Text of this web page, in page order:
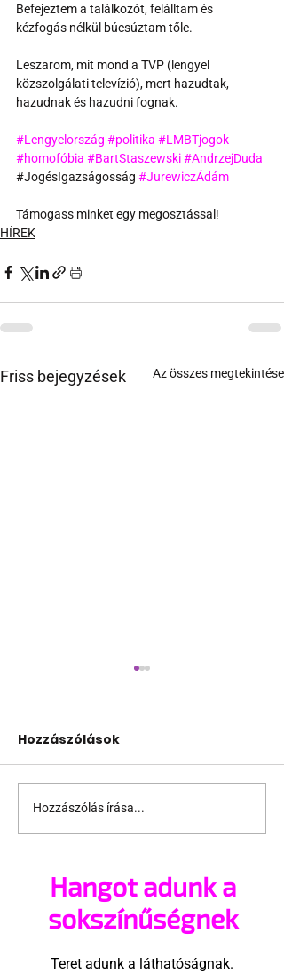
Befejeztem a találkozót, felálltam és
kézfogás nélkül búcsúztam tőle.
Leszarom, mit mond a TVP (lengyel
közszolgálati televízió), mert hazudtak,
hazudnak és hazudni fognak.
#Lengyelország #politika #LMBTjogok
#homofóbia #BartStaszewski#AndrzejDuda
#JogésIgazságosság #JurewiczÁdám
Támogass minket egy megosztással!
HÍREK
Friss bejegyzések Az összes megtekintése
Támogathatsz és
ajánlhatsz: Te is részt
megvalósításában
Hozzászólások
Hozzászólás írása...
Hangot adunk a
sokszínűségnek
Teret adunk a láthatóságnak.